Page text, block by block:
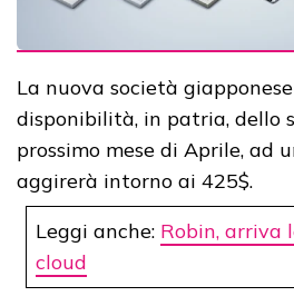
La nuova società
disponibilità, in patria, dello
prossimo mese di Aprile, ad
aggirerà intorno ai 425$.
Leggi anche: Robin, arriva
cloud